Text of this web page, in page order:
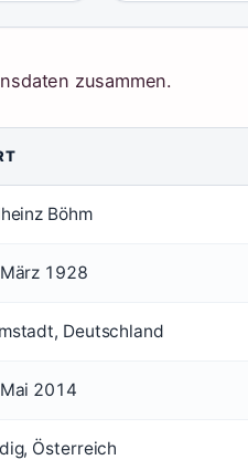
zusammen.
Böhm
1928
Deutschland
2014
Österreich